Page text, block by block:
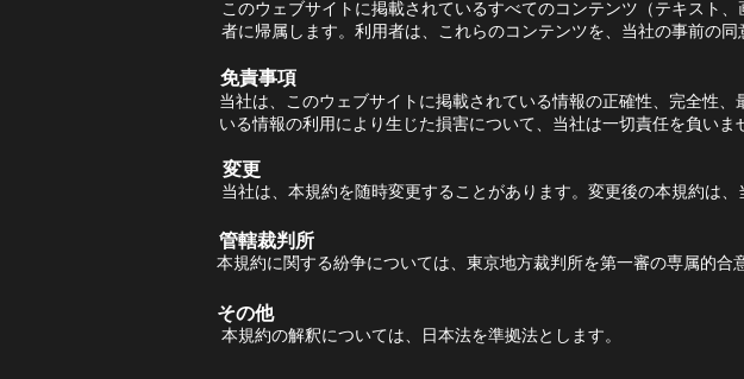
このウェブサイトに掲載されているすべてのコンテンツ（テキスト
者に帰属します。利用者は、これらのコンテンツを、当社の事前の
免責事項
当社は、このウェブサイトに掲載されている情報の正確性、完全性
いる情報の利用により生じた損害について、当社は一切責任を負いま
変更
当社は、本規約を随時変更することがあります。変更後の本規約は
管轄裁判所
本規約に関する紛争については、東京地方裁判所を第一審の専属的合
その他
本規約の解釈については、日本法を準拠法とします。